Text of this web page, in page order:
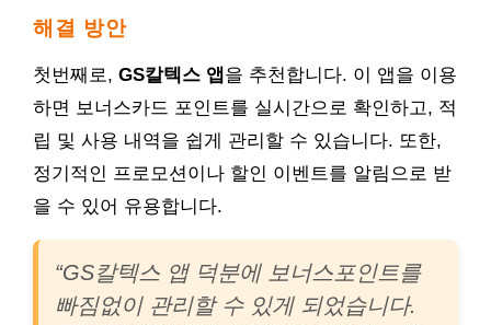
해결 방안
첫번째로, GS칼텍스 앱 을 추천합니다. 이 앱을 이용
하면 보너스카드 포인트를 실시간으로 확인하고, 적
립 및 사용 내역을 쉽게 관리할 수 있습니다. 또한,
정기적인 프로모션이나 할인 이벤트를 알림으로 받
을 수 있어 유용합니다.
“GS칼텍스 앱 덕분에 보너스포인트를
빠짐없이 관리할 수 있게 되었습니다.